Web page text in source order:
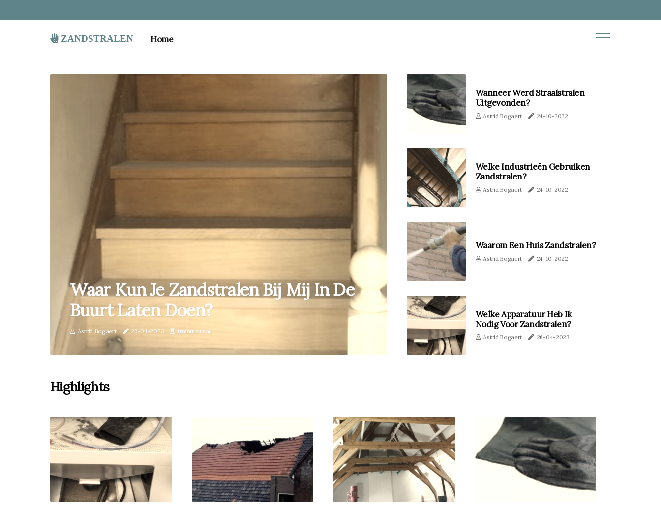
zandstralen Home
Waar Kun Je Zandstralen Bij Mij In De
Buurt Laten Doen?
Astrid Bogaert 26-04-2023 1 minute read
Wanneer Werd Straalstralen
Uitgevonden?
Astrid Bogaert 24-10-2022
Welke Industrieën Gebruiken
Zandstralen?
Astrid Bogaert 24-10-2022
Waarom Een Huis Zandstralen?
Astrid Bogaert 24-10-2022
Welke Apparatuur Heb Ik
Nodig Voor Zandstralen?
Astrid Bogaert 26-04-2023
Highlights